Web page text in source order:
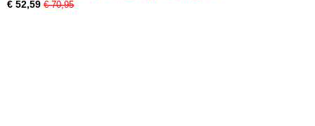
€ 52,59 € 70,95